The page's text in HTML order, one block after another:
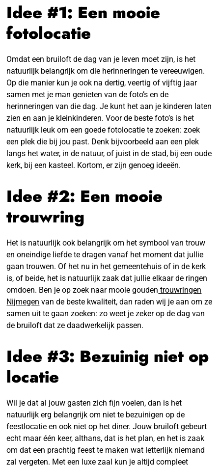
Idee #1: Een mooie
fotolocatie
Omdat een bruiloft de dag van je leven moet zijn, is het
natuurlijk belangrijk om die herinneringen te vereeuwigen.
Op die manier kun je ook na dertig, veertig of vijftig jaar
samen met je man genieten van de foto’s en de
herinneringen van die dag. Je kunt het aan je kinderen laten
zien en aan je kleinkinderen. Voor de beste foto’s is het
natuurlijk leuk om een goede fotolocatie te zoeken: zoek
een plek die bij jou past. Denk bijvoorbeeld aan een plek
langs het water, in de natuur, of juist in de stad, bij een oude
kerk, bij een kasteel. Kortom, er zijn genoeg ideeën.
Idee #2: Een mooie
trouwring
Het is natuurlijk ook belangrijk om het symbool van trouw
en oneindige liefde te dragen vanaf het moment dat jullie
gaan trouwen. Of het nu in het gemeentehuis of in de kerk
is, of beide, het is natuurlijk zaak dat jullie elkaar de ringen
omdoen. Ben je op zoek naar mooie gouden trouwringen
Nijmegen van de beste kwaliteit, dan raden wij je aan om ze
samen uit te gaan zoeken: zo weet je zeker op de dag van
de bruiloft dat ze daadwerkelijk passen.
Idee #3: Bezuinig niet op
locatie
Wil je dat al jouw gasten zich fijn voelen, dan is het
natuurlijk erg belangrijk om niet te bezuinigen op de
feestlocatie en ook niet op het diner. Jouw bruiloft gebeurt
echt maar één keer, althans, dat is het plan, en het is zaak
om dat een prachtig feest te maken wat letterlijk niemand
zal vergeten. Met een luxe zaal kun je altijd compleet